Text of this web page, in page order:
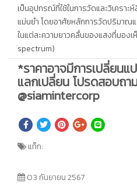
เป็นอุปกรณ์ที่ใช้ในการวัดและวิเคราะ
แม่นยำ โดยอาศัยหลักการวัดปริมาณ
ในแต่ละความยาวคลื่นของแสงที่มอง
spectrum)
*ราคาอาจมีการเปลี่ยน
แลกเปลี่ยน โปรดสอบถา
@siamintercorp
แท็ก:
03 กันยายน 2567